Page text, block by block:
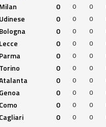
Milan 0 0 0
Udinese 0 0 0
Bologna 0 0 0
Lecce 0 0 0
Parma 0 0 0
Torino 0 0 0
0 0 0
Genoa 0 0 0
Como 0 0 0
Cagliari 0 0 0